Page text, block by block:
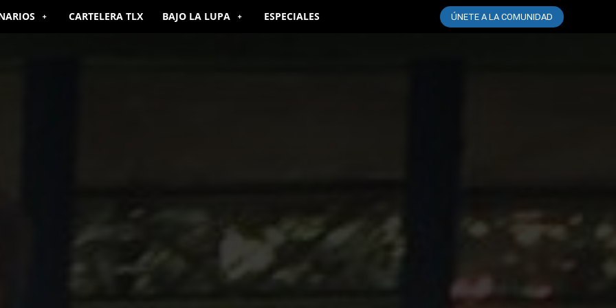
CARTELERA TLX BAJO LA LUPA ESPECIALES ÚNETE A LA COMUNIDAD